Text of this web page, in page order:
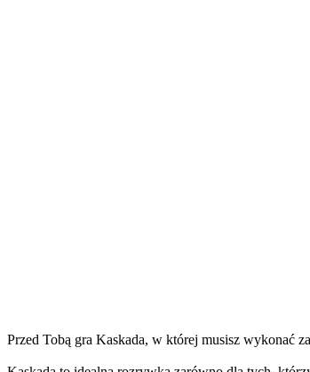
Przed Tobą gra Kaskada, w której musisz wykonać